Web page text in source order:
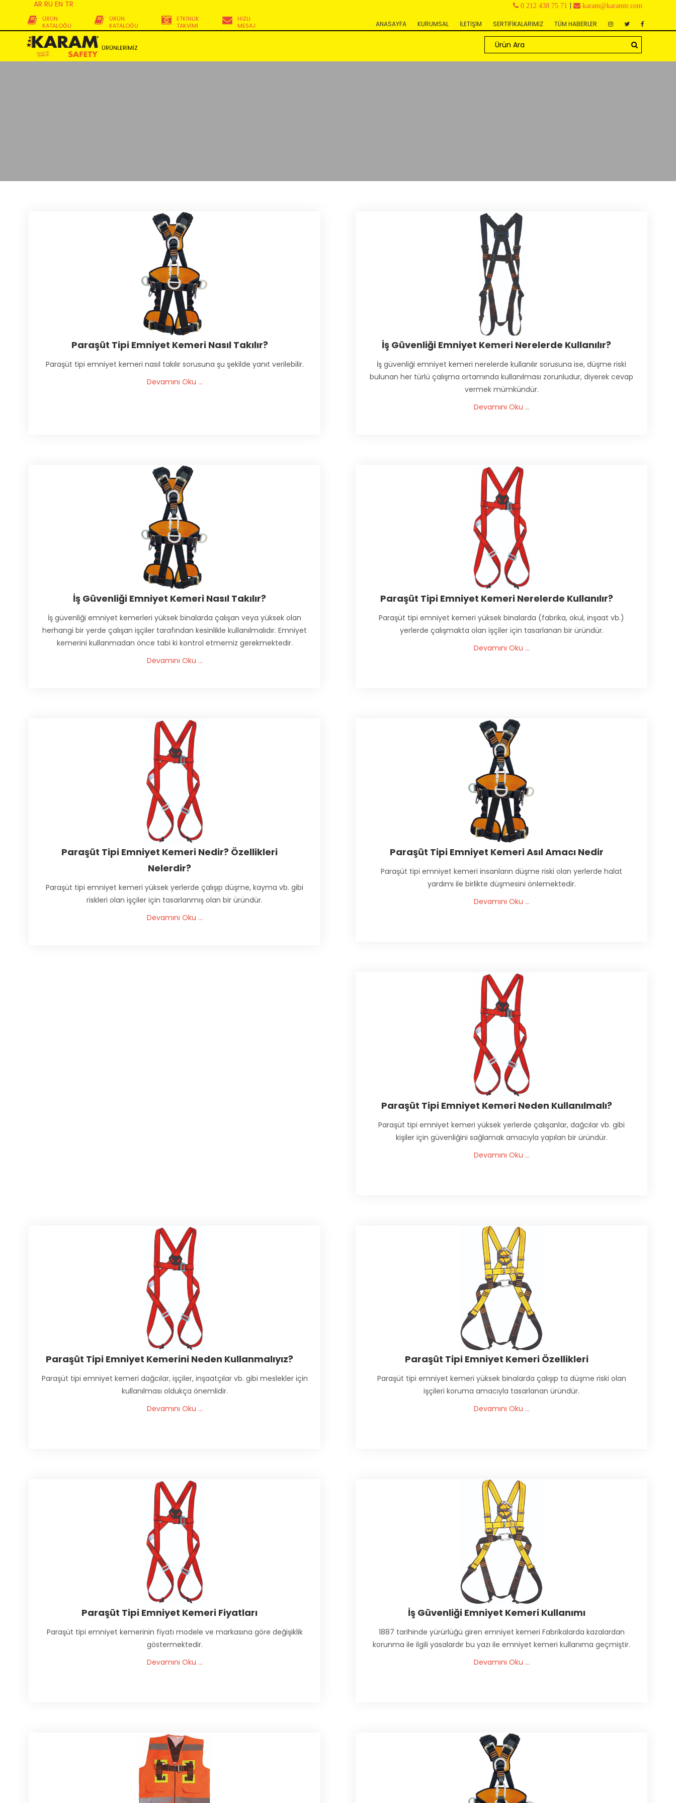
AR RU EN TR 0 212 438 75 71 | karam@karamtr.com
TÜM HABERLER
SERTİFİKALARIMIZ
İLETİŞİM
KURUMSAL
ANASAYFA
HIZLI
MESAJ
ETKİNLİK
TAKVİMİ
ÜRÜN
KATALOĞU
ÜRÜN
KATALOĞU
ÜRÜNLERİMİZ
Paraşüt Tipi Emniyet Kemeri Nasıl Takılır?
Paraşüt tipi emniyet kemeri nasıl takılır sorusuna şu şekilde yanıt verilebilir.
Devamını Oku ...
İş Güvenliği Emniyet Kemeri Nerelerde Kullanılır?
İş güvenliği emniyet kemeri nerelerde kullanılır sorusuna ise, düşme riski
bulunan her türlü çalışma ortamında kullanılması zorunludur, diyerek cevap
vermek mümkündür.
Devamını Oku ...
İş Güvenliği Emniyet Kemeri Nasıl Takılır?
İş güvenliği emniyet kemerleri yüksek binalarda çalışan veya yüksek olan
herhangi bir yerde çalışan işçiler tarafından kesinlikle kullanılmalıdır. Emniyet
kemerini kullanmadan önce tabi ki kontrol etmemiz gerekmektedir.
Devamını Oku ...
Paraşüt Tipi Emniyet Kemeri Nerelerde Kullanılır?
Paraşüt tipi emniyet kemeri yüksek binalarda (fabrika, okul, inşaat vb.)
yerlerde çalışmakta olan işçiler için tasarlanan bir üründür.
Devamını Oku ...
Paraşüt Tipi Emniyet Kemeri Nedir? Özellikleri
Nelerdir?
Paraşüt tipi emniyet kemeri yüksek yerlerde çalışıp düşme, kayma vb. gibi
riskleri olan işçiler için tasarlanmış olan bir üründür.
Devamını Oku ...
Paraşüt Tipi Emniyet Kemeri Asıl Amacı Nedir
Paraşüt tipi emniyet kemeri insanların düşme riski olan yerlerde halat
yardımı ile birlikte düşmesini önlemektedir.
Devamını Oku ...
Paraşüt Tipi Emniyet Kemeri Neden Kullanılmalı?
Paraşüt tipi emniyet kemeri yüksek yerlerde çalışanlar, dağcılar vb. gibi
kişiler için güvenliğini sağlamak amacıyla yapılan bir üründür.
Devamını Oku ...
Paraşüt Tipi Emniyet Kemerini Neden Kullanmalıyız?
Paraşüt tipi emniyet kemeri dağcılar, işçiler, inşaatçılar vb. gibi meslekler için
kullanılması oldukça önemlidir.
Devamını Oku ...
Paraşüt Tipi Emniyet Kemeri Özellikleri
Paraşüt tipi emniyet kemeri yüksek binalarda çalışıp ta düşme riski olan
işçileri koruma amacıyla tasarlanan üründür.
Devamını Oku ...
Paraşüt Tipi Emniyet Kemeri Fiyatları
Paraşüt tipi emniyet kemerinin fiyatı modele ve markasına göre değişiklik
göstermektedir.
Devamını Oku ...
İş Güvenliği Emniyet Kemeri Kullanımı
1887 tarihinde yürürlüğü giren emniyet kemeri Fabrikalarda kazalardan
korunma ile ilgili yasalardır bu yazı ile emniyet kemeri kullanıma geçmiştir.
Devamını Oku ...